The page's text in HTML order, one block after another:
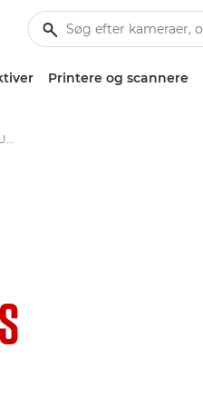
Printere og scannere
Canon EF 600mm f/4L IS III USM-objektiv